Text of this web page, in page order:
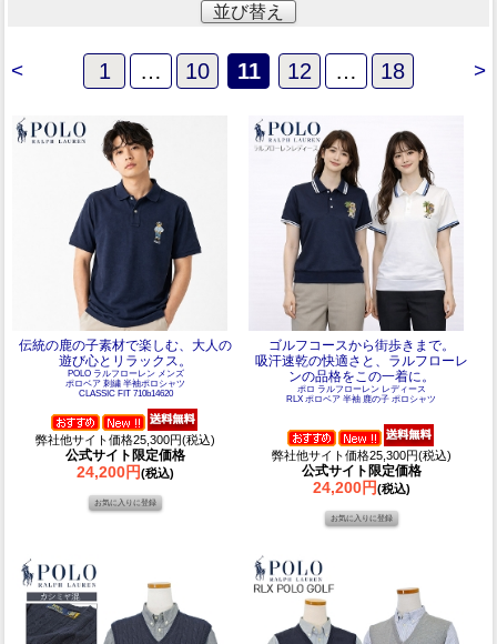
並び替え
< >
1 … 10 11 12 … 18
伝統の鹿の子素材で楽しむ、大人の
遊び心とリラックス。
POLO ラルフローレン メンズ
ポロベア 刺繍 半袖ポロシャツ
CLASSIC FIT 710b14620
弊社他サイト価格25,300円(税込)
公式サイト限定価格
24,200円(税込)
ゴルフコースから街歩きまで。
吸汗速乾の快適さと、ラルフローレ
ンの品格をこの一着に。
ポロ ラルフローレン レディース
RLX ポロベア 半袖 鹿の子 ポロシャツ
弊社他サイト価格25,300円(税込)
公式サイト限定価格
24,200円(税込)